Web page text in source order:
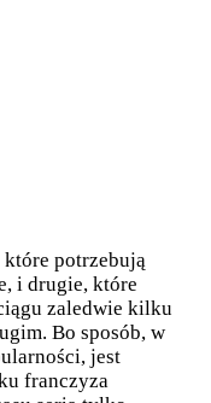
które potrzebują
i drugie, które
zaledwie kilku
Bo sposób, w
jest
franczyza